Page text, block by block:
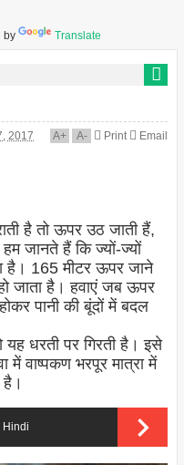
by Translate
2017 A+ A- Print Email
है तो ऊपर उठ जाती हैं,
हम जानते हैं कि ज्यों-ज्यों
है। 165 मीटर ऊपर जाने
जाता है। हवाएं जब ऊपर
पानी की बूंदों में बदल
यह धरती पर गिरती है। इसे
में वाष्पकण भरपूर मात्रा में
है।
Hindi